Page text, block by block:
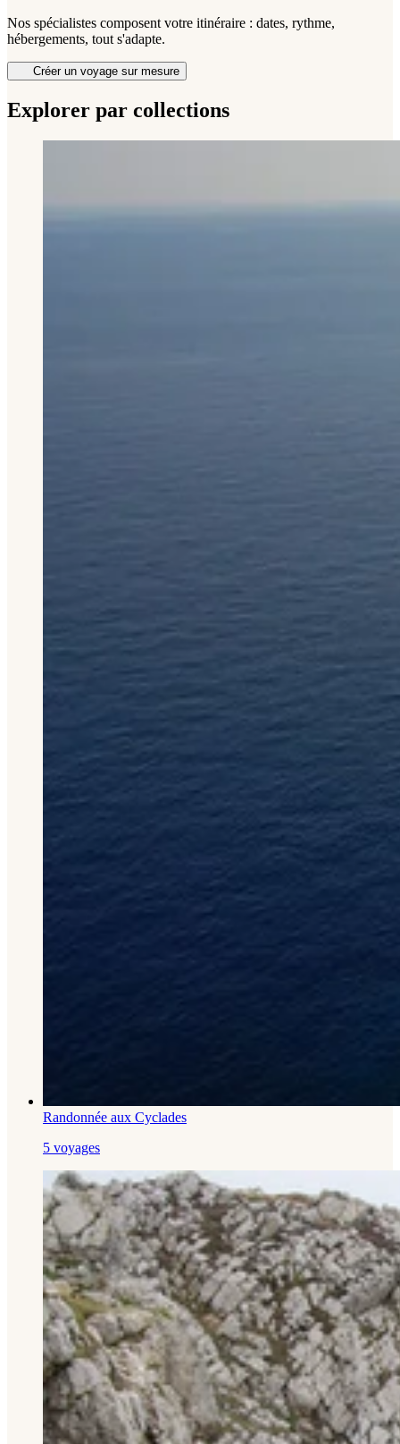
Nos spécialistes composent votre itinéraire : dates, rythme,
hébergements, tout s'adapte.
Créer un voyage sur mesure
Explorer par collections
Randonnée aux Cyclades
5 voyages